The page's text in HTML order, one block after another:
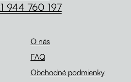
O nás
FAQ
Obchodné podmienky
944 760 197